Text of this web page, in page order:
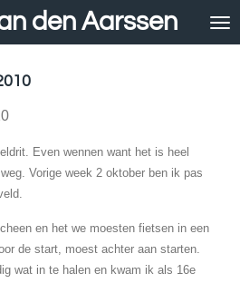
den Aarssen
Even wennen want het is heel
Vorige week 2 oktober ben ik pas
en het we moesten fietsen in een
de start, moest achter aan starten.
wat in te halen en kwam ik als 16e